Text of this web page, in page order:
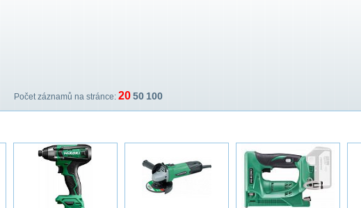
Počet záznamů na stránce: 2050 100